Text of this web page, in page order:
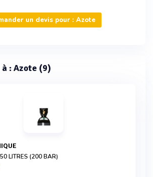
un devis pour : Azote
: Azote (9)
LITRES (200 BAR)